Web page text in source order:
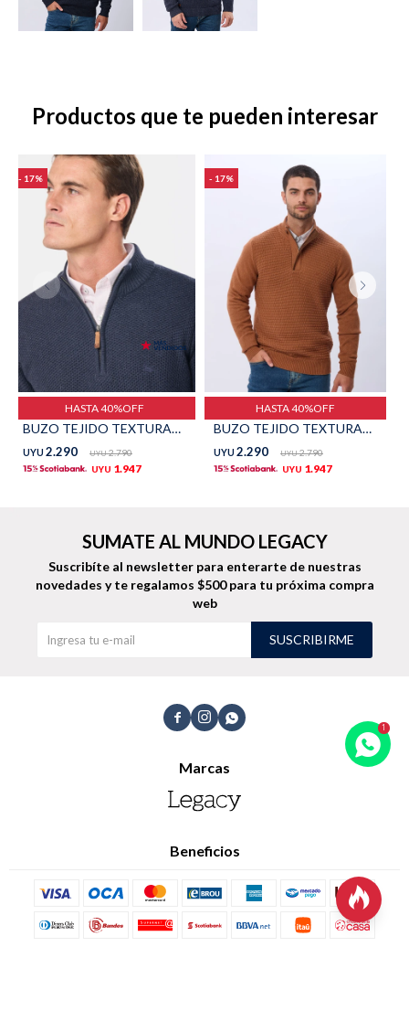
Productos que te pueden interesar
17
HASTA 40%OFF
BUZO TEJIDO TEXTURADO - Azul
UYU 2.290 UYU 2.790
UYU 1.947
17
HASTA 40%OFF
BUZO TEJIDO TEXTURADO - TERRACOTA
UYU 2.290 UYU 2.790
UYU 1.947
  
Marcas
Beneficios
SUMATE AL MUNDO LEGACY
Suscribíte al newsletter para enterarte de nuestras
novedades y te regalamos $500 para tu próxima compra
web
SUSCRIBIRME

Bolsos y valijas Accesorios
TALLES GRANDES Uniformes empresariales
Quiero ser parte Canjear mis puntos
Uniformes empresariales
Juntá puntos Friends
Envíos, cambios y devoluciones
Trabaja con nosotros